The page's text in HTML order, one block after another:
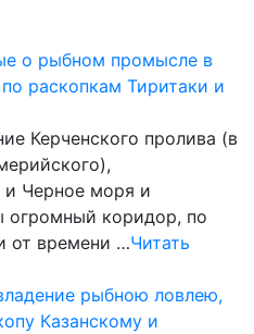
о рыбном промысле в
раскопкам Тиритаки и
Керченского пролива (в
Черное моря и
огромный коридор, по
от времени …Читать
рыбною ловлею,
Казанскому и